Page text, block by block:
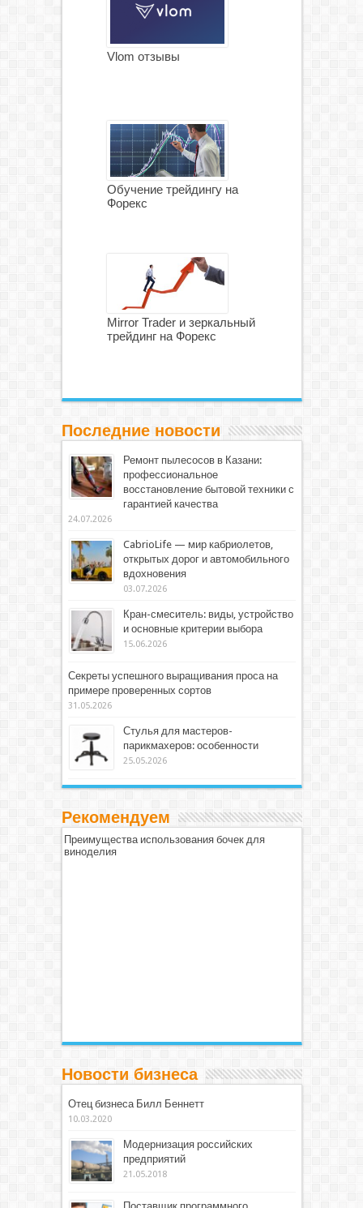
Vlom отзывы
Обучение трейдингу на
Форекс
Mirror Trader и зеркальный
трейдинг на Форекс
Последние новости
Ремонт пылесосов в Казани:
профессиональное
восстановление бытовой техники с
гарантией качества
24.07.2026
CabrioLife — мир кабриолетов,
открытых дорог и автомобильного
вдохновения
03.07.2026
Кран-смеситель: виды, устройство
и основные критерии выбора
15.06.2026
Секреты успешного выращивания проса на
примере проверенных сортов
31.05.2026
Стулья для мастеров-
парикмахеров: особенности
25.05.2026
Рекомендуем
Преимущества использования бочек для
виноделия
Новости бизнеса
Отец бизнеса Билл Беннетт
10.03.2020
Модернизация российских
предприятий
21.05.2018